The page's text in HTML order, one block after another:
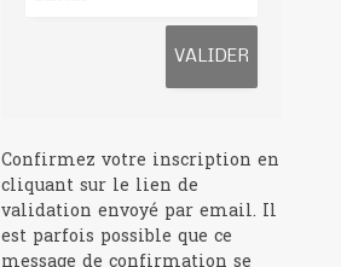
Confirmez votre inscription en
cliquant sur le lien de
validation envoyé par email. Il
est parfois possible que ce